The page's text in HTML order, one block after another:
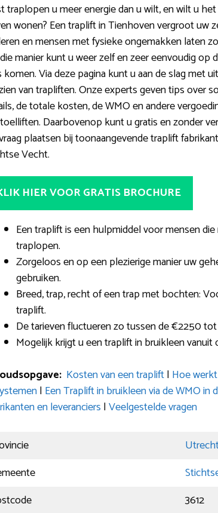
traplopen u meer energie dan u wilt, en wilt u
wonen? Een traplift in Tienhoven vergroot uw
en mensen met fysieke ongemakken laten
manier kunt u weer zelf en zeer eenvoudig op
komen. Via deze pagina kunt u aan de slag met
van trapliften. Onze experts geven tips over
de totale kosten, de WMO en andere
Daarbovenop kunt u gratis en zonder
plaatsen bij toonaangevende traplift
Vecht.
HIER VOOR GRATIS BROCHURE
Een traplift is een hulpmiddel voor mensen
traplopen.
Zorgeloos en op een plezierige manier uw
gebruiken.
Breed, trap, recht of een trap met bochten:
traplift.
De tarieven fluctueren zo tussen de €2250
Mogelijk krijgt u een traplift in bruikleen vanuit
Kosten van een traplift| Hoe
| Een Traplift in bruikleen via de WMO
en leveranciers |Veelgestelde vragen
3612